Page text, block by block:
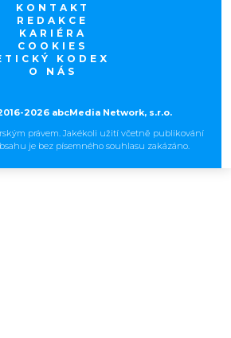
KONTAKT
REDAKCE
KARIÉRA
COOKIES
KODEX
O NÁS
2026 abcMedia Network, s.r.o.
právem. Jakékoli užití včetně publikování
je bez písemného souhlasu zakázáno.